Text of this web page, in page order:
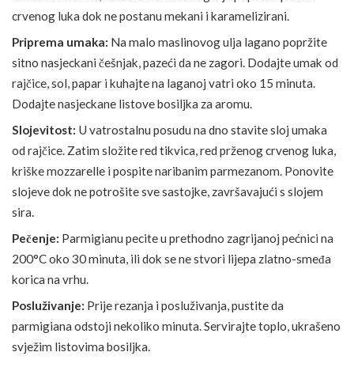
crvenog luka dok ne postanu mekani i karamelizirani.
Priprema umaka: Na malo maslinovog ulja lagano popržite
sitno nasjeckani češnjak, pazeći da ne zagori. Dodajte umak od
rajčice, sol, papar i kuhajte na laganoj vatri oko 15 minuta.
Dodajte nasjeckane listove bosiljka za aromu.
Slojevitost: U vatrostalnu posudu na dno stavite sloj umaka
od rajčice. Zatim složite red tikvica, red prženog crvenog luka,
kriške mozzarelle i pospite naribanim parmezanom. Ponovite
slojeve dok ne potrošite sve sastojke, završavajući s slojem
sira.
Pečenje: Parmigianu pecite u prethodno zagrijanoj pećnici na
200°C oko 30 minuta, ili dok se ne stvori lijepa zlatno-smeđa
korica na vrhu.
Posluživanje: Prije rezanja i posluživanja, pustite da
parmigiana odstoji nekoliko minuta. Servirajte toplo, ukrašeno
svježim listovima bosiljka.